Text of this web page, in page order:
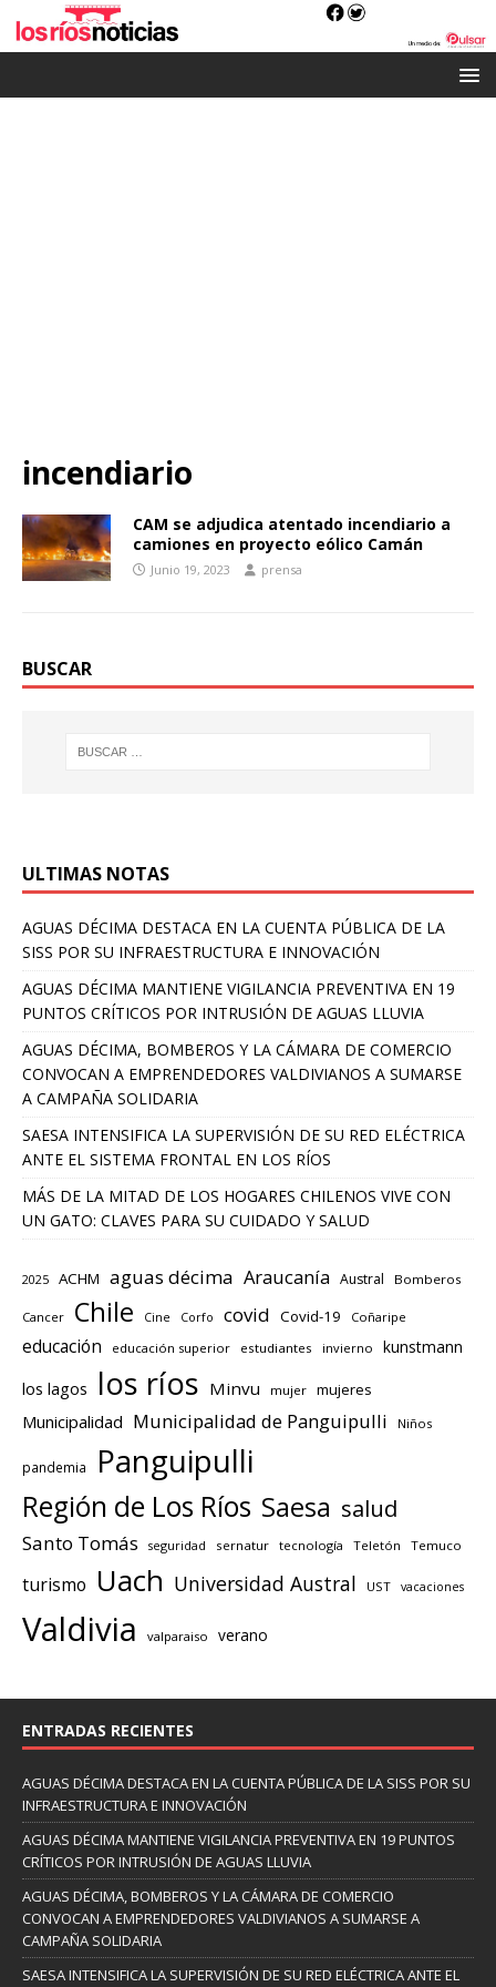
incendiario
CAM se adjudica atentado incendiario a
camiones en proyecto eólico Camán
Junio 19, 2023 prensa
BUSCAR
ULTIMAS NOTAS
AGUAS DÉCIMA DESTACA EN LA CUENTA PÚBLICA DE LA
SISS POR SU INFRAESTRUCTURA E INNOVACIÓN
AGUAS DÉCIMA MANTIENE VIGILANCIA PREVENTIVA EN 19
PUNTOS CRÍTICOS POR INTRUSIÓN DE AGUAS LLUVIA
AGUAS DÉCIMA, BOMBEROS Y LA CÁMARA DE COMERCIO
CONVOCAN A EMPRENDEDORES VALDIVIANOS A SUMARSE
A CAMPAÑA SOLIDARIA
SAESA INTENSIFICA LA SUPERVISIÓN DE SU RED ELÉCTRICA
ANTE EL SISTEMA FRONTAL EN LOS RÍOS
MÁS DE LA MITAD DE LOS HOGARES CHILENOS VIVE CON
UN GATO: CLAVES PARA SU CUIDADO Y SALUD
2025 ACHM aguas décima Araucanía Austral Bomberos
Cancer Chile Cine Corfo covid Covid-19 Coñaripe
educación educación superior estudiantes invierno kunstmann
los lagos los ríos Minvu mujer mujeres
Municipalidad Municipalidad de Panguipulli Niños
pandemia Panguipulli
Región de Los Ríos Saesa salud
Santo Tomás seguridad sernatur tecnología Teletón Temuco
turismo Uach Universidad Austral UST vacaciones
Valdivia valparaiso verano
ENTRADAS RECIENTES
AGUAS DÉCIMA DESTACA EN LA CUENTA PÚBLICA DE LA SISS POR SU
INFRAESTRUCTURA E INNOVACIÓN
AGUAS DÉCIMA MANTIENE VIGILANCIA PREVENTIVA EN 19 PUNTOS
CRÍTICOS POR INTRUSIÓN DE AGUAS LLUVIA
AGUAS DÉCIMA, BOMBEROS Y LA CÁMARA DE COMERCIO
CONVOCAN A EMPRENDEDORES VALDIVIANOS A SUMARSE A
CAMPAÑA SOLIDARIA
SAESA INTENSIFICA LA SUPERVISIÓN DE SU RED ELÉCTRICA ANTE EL